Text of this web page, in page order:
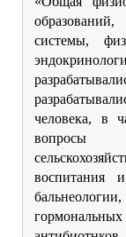
системы,
человека, в
вопросы
воспитания